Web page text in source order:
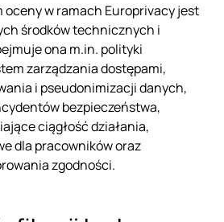
w ramach Europrivacy jest
środków technicznych i
ona m.in. polityki
zarządzania dostępami,
i pseudonimizacji danych,
bezpieczeństwa,
ciągłość działania,
dla pracowników oraz
zgodności.